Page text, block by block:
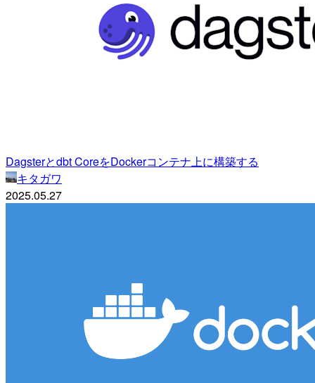
Dagsterとdbt CoreをDockerコンテナ上に構築する
キタガワ
2025.05.27